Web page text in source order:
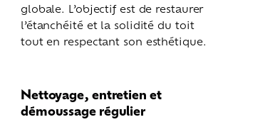
globale. L’objectif est de restaurer
l’étanchéité et la solidité du toit
tout en respectant son esthétique.
Nettoyage, entretien et
démoussage régulier